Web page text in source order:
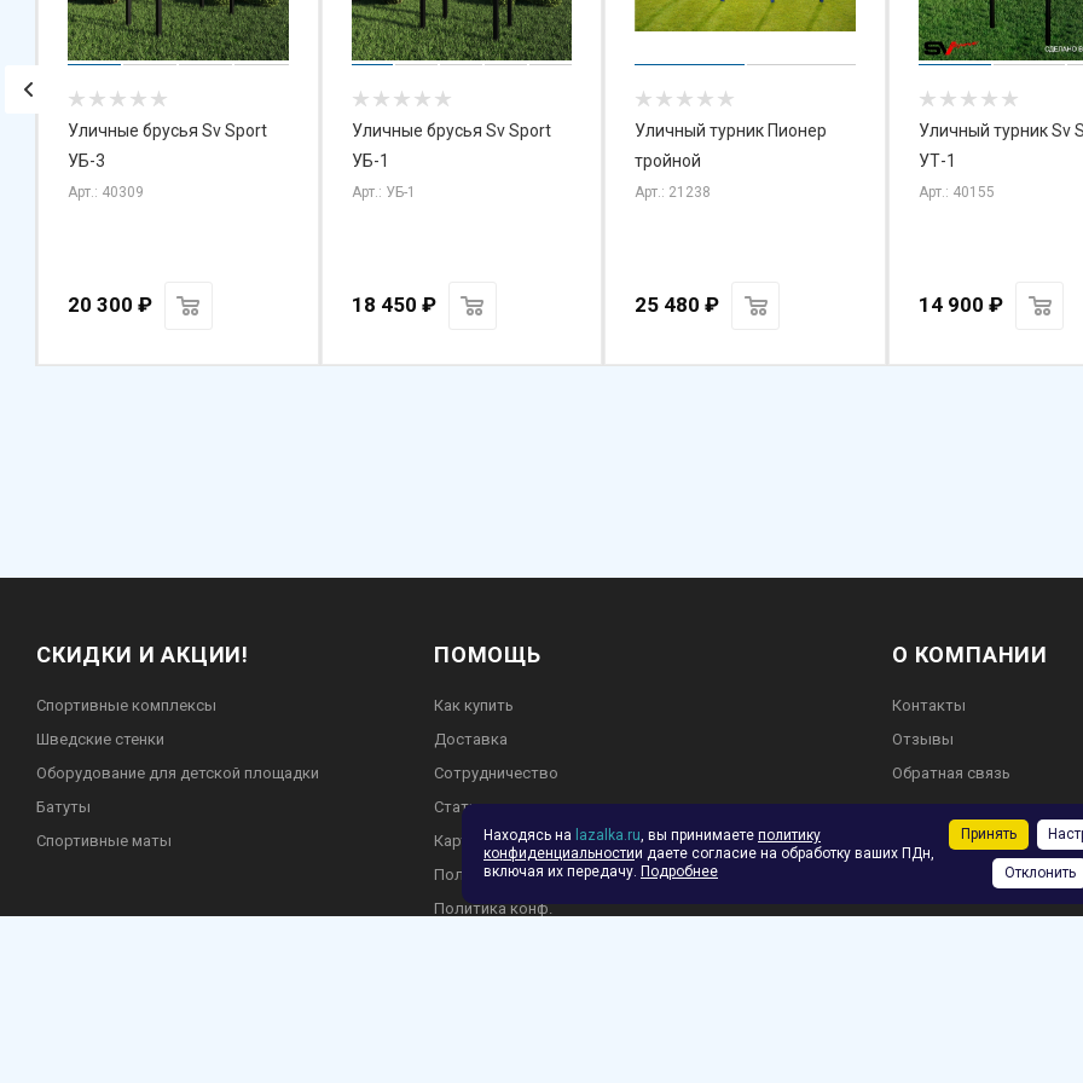
Уличные брусья Sv Sport
УБ-3
Арт.: 40309
20 300 ₽
Уличные брусья Sv Sport
УБ-1
Арт.: УБ-1
18 450 ₽
Уличный турник Пионер
тройной
Арт.: 21238
25 480 ₽
Уличный турник Sv
УТ-1
Арт.: 40155
14 900 ₽
СКИДКИ И АКЦИИ!
Спортивные комплексы
Шведские стенки
Оборудование для детской площадки
Батуты
Спортивные маты
ПОМОЩЬ
Как купить
Доставка
Сотрудничество
Статьи
Карта сайта
Пользовательское соглашение
Политика конф.
О КОМПАНИИ
Контакты
Отзывы
Обратная связь
Находясь на lazalka.ru, вы принимаете политику
конфиденциальностии даете согласие на обработку ваших ПДн,
включая их передачу. Подробнее
Принять
Отклонить